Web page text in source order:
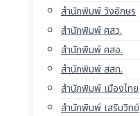
สำนักพิมพ์ วังอักษร
สำนักพิมพ์ ศสว.
สำนักพิมพ์ ศสอ.
สำนักพิมพ์ สสท.
สำนักพิมพ์ เมืองไทย
สำนักพิมพ์ เสริมวิทย์